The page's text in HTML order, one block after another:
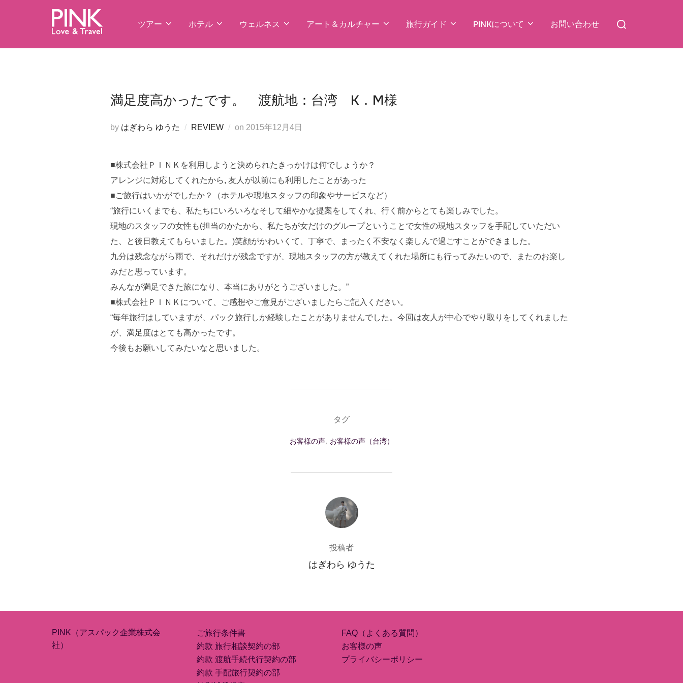
ン
ツアー ホテル ウェルネス アート＆カルチャー 旅行ガイド PINKについて お問い合わせ
対
満足度高かったです。 渡航地：台湾 K．M様
by はぎわら ゆうた REVIEW on 投
2015年12月4日
■株式会社ＰＩＮＫを利用しようと決められたきっかけは何でしょうか？
アレンジに対応してくれたから, 友人が以前にも利用したことがあった
■ご旅行はいかがでしたか？（ホテルや現地スタッフの印象やサービスなど）
“旅行にいくまでも、私たちにいろいろなそして細やかな提案をしてくれ、行く前からとても楽しみでした。
現地のスタッフの女性も(担当のかたから、私たちが女だけのグループということで女性の現地スタッフを手配していただい
た、と後日教えてもらいました。)笑顔がかわいくて、丁寧で、まったく不安なく楽しんで過ごすことができました。
九分は残念ながら雨で、それだけが残念ですが、現地スタッフの方が教えてくれた場所にも行ってみたいので、またのお楽し
みだと思っています。
みんなが満足できた旅になり、本当にありがとうございました。”
■株式会社ＰＩＮＫについて、ご感想やご意見がございましたらご記入ください。
“毎年旅行はしていますが、パック旅行しか経験したことがありませんでした。今回は友人が中心でやり取りをしてくれました
が、満足度はとても高かったです。
今後もお願いしてみたいなと思いました。
タグ
お客様の声, お客様の声（台湾）
投稿者
投稿者
はぎわら ゆうた
PINK（アスパック企業株式会
社）
ご旅行条件書
約款 旅行相談契約の部
約款 渡航手続代行契約の部
約款 手配旅行契約の部
FAQ（よくある質問）
お客様の声
プライバシーポリシー